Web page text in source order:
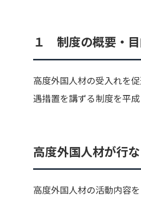
１ 制度の概要・
高度外国人材の受入れを
遇措置を講ずる制度を平
高度外国人材が行
高度外国人材の活動内容